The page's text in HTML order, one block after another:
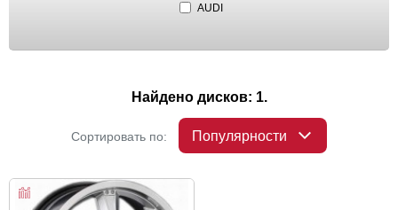
AUDI
Найдено дисков: 1.
Сортировать по: Популярности